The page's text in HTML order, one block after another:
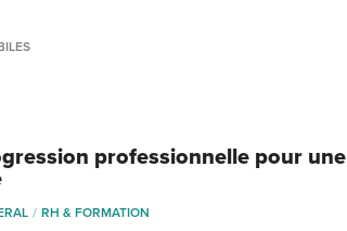
professionnelle pour une
RH & FORMATION